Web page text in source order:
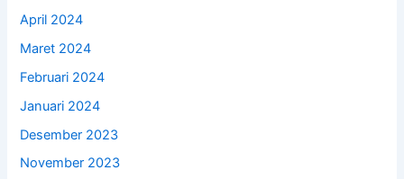
April 2024
Maret 2024
Februari 2024
Januari 2024
Desember 2023
November 2023